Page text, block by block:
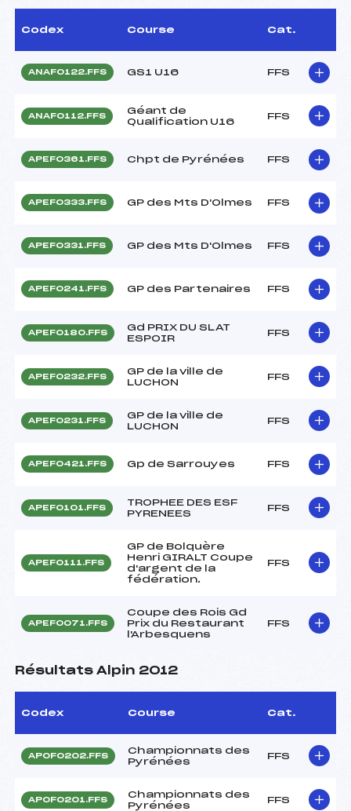
Codex Course Cat.
ANAF0122.FFS GS1 U16 FFS
ANAF0112.FFS
Géant de
Qualification U16
FFS
APEF0361.FFS Chpt de Pyrénées FFS
APEF0333.FFS GP des Mts D'Olmes FFS
APEF0331.FFS GP des Mts D'Olmes FFS
APEF0241.FFS GP des Partenaires FFS
APEF0180.FFS
Gd PRIX DU SLAT
ESPOIR
FFS
APEF0232.FFS
GP de la ville de
LUCHON
FFS
APEF0231.FFS
GP de la ville de
LUCHON
FFS
APEF0421.FFS Gp de Sarrouyes FFS
APEF0101.FFS
TROPHEE DES ESF
PYRENEES
FFS
APEF0111.FFS
GP de Bolquère
Henri GIRALT Coupe
d'argent de la
fédération.
FFS
APEF0071.FFS
Coupe des Rois Gd
Prix du Restaurant
l'Arbesquens
FFS
Résultats Alpin 2012
Codex Course Cat.
APOF0202.FFS
Championnats des
Pyrénées
FFS
APOF0201.FFS
Championnats des
Pyrénées
FFS